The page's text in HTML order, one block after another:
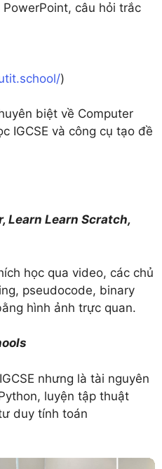
PowerPoint, câu hỏi trắc
)
biệt về Computer
IGCSE và công cụ tạo đề
Learn Learn Scratch,
học qua video, các chủ
pseudocode, binary
hình ảnh trực quan.
nhưng là tài nguyên
luyện tập thuật
duy tính toán